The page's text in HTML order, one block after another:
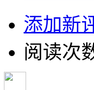
添加新
阅读次